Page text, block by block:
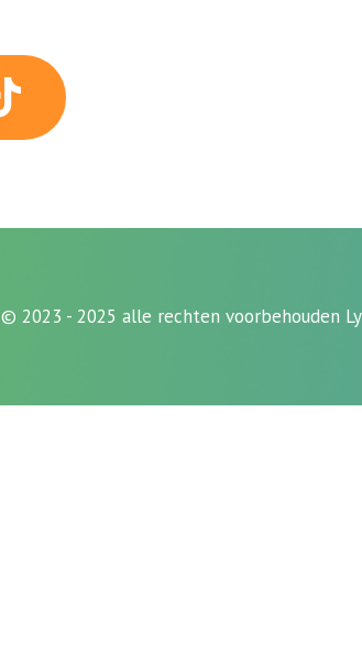
© 2023 - 2025 alle rechten voorbehouden